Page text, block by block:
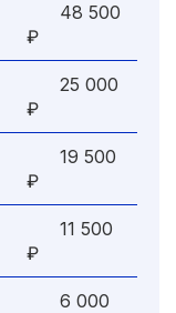
48 500
₽
25 000
₽
19 500
₽
11 500
₽
6 000